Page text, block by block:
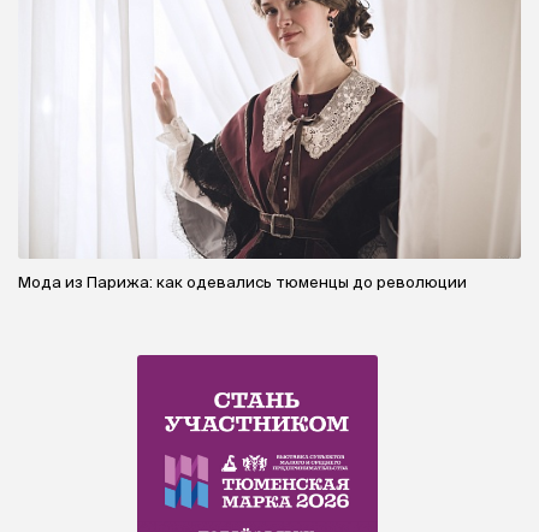
Мода из Парижа: как одевались тюменцы до революции